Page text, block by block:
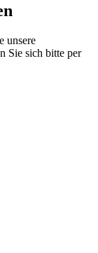
unsere
Sie sich bitte per